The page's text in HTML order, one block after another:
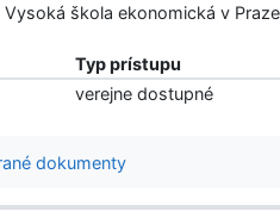
škola ekonomická v
Typ prístupu
verejne dostupné
dokumenty